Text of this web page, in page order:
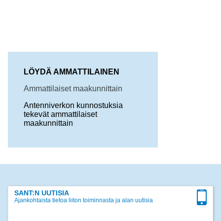
LÖYDÄ AMMATTILAINEN
Ammattilaiset maakunnittain
Antenniverkon kunnostuksia
tekevät ammattilaiset
maakunnittain
SANT:N UUTISIA
Ajankohtaista tietoa liiton toiminnasta ja alan uutisia